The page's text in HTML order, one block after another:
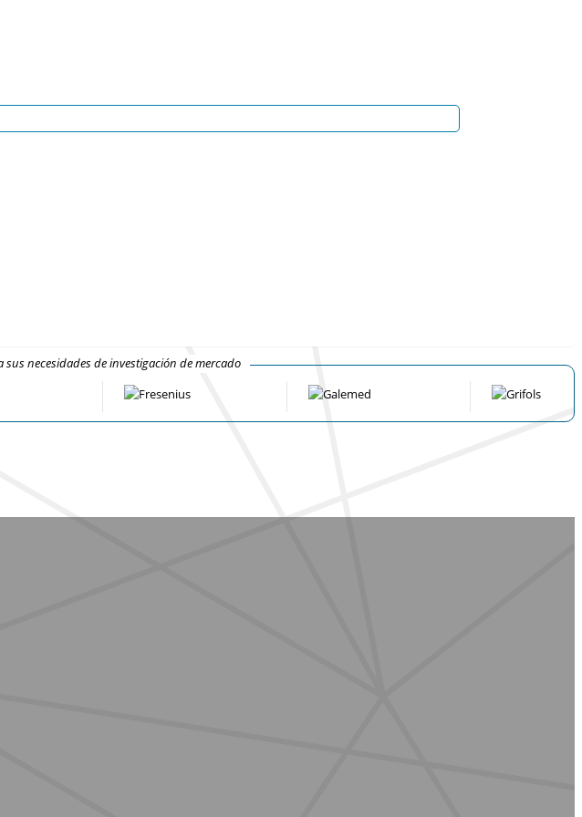
necesidades de investigación de mercado